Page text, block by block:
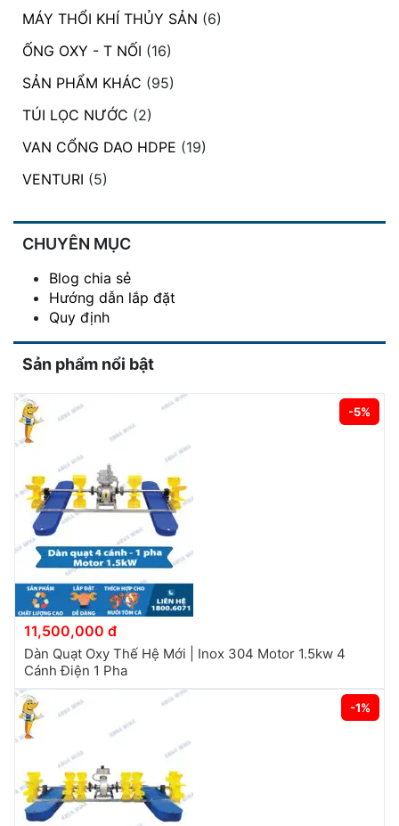
MÁY THỔI KHÍ THỦY SẢN (6)
ỐNG OXY - T NỐI (16)
SẢN PHẨM KHÁC (95)
TÚI LỌC NƯỚC (2)
VAN CỔNG DAO HDPE (19)
VENTURI (5)
CHUYÊN MỤC
Blog chia sẻ
Hướng dẫn lắp đặt
Quy định
Sản phẩm nổi bật
-5%
11,500,000 đ
Dàn Quạt Oxy Thế Hệ Mới | Inox 304 Motor 1.5kw 4
Cánh Điện 1 Pha
-1%